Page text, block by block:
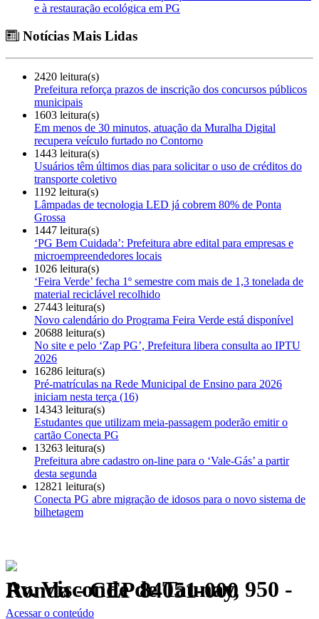
e à restauração ecológica em PG
Notícias Mais Lidas
2420 leitura(s)
Prefeitura reforça prazos de inscrição dos concursos públicos
municipais
1603 leitura(s)
Em menos de 30 minutos, atuação da Muralha Digital
recupera veículo furtado no Contorno
1443 leitura(s)
Usuários têm últimos dias para solicitar o uso de créditos do
transporte coletivo
1192 leitura(s)
Lâmpadas de tecnologia LED já cobrem 80% de Ponta
Grossa
1447 leitura(s)
‘PG Bem Cuidada’: Prefeitura abre edital para empresas e
microempreendedores locais
1026 leitura(s)
‘Feira Verde’ fecha 1º semestre com mais de 1,3 tonelada de
material reciclável recolhido
27443 leitura(s)
Novo calendário do Programa Feira Verde está disponível
20688 leitura(s)
No site e pelo ‘Zap PG’, Prefeitura libera consulta ao IPTU
2026
16286 leitura(s)
Pré-matrículas na Rede Municipal de Ensino para 2026
iniciam nesta terça (16)
14343 leitura(s)
Estudantes que utilizam meia-passagem poderão emitir o
cartão Conecta PG
13263 leitura(s)
Prefeitura abre cadastro on-line para o ‘Vale-Gás’ a partir
desta segunda
12821 leitura(s)
Conecta PG abre migração de idosos para o novo sistema de
bilhetagem
Av. Visconde de Taunay, 950 - Ronda - CEP 84051-000
Política de Privacidade.
Acessar o conteúdo